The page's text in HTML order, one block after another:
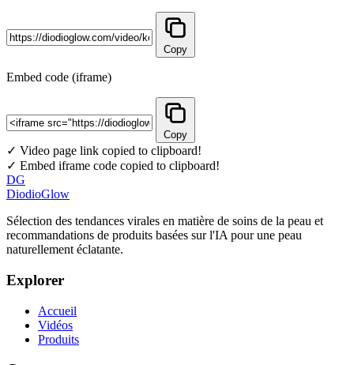
Copy
Embed code (iframe)
Copy
✓ Video page link copied to clipboard!
✓ Embed iframe code copied to clipboard!
DG
DiodioGlow
Sélection des tendances virales en matière de soins de la peau et
recommandations de produits basées sur l'IA pour une peau
naturellement éclatante.
Explorer
Accueil
Vidéos
Produits